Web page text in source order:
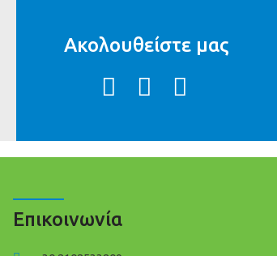
Ακολουθείστε μας
Επικοινωνία